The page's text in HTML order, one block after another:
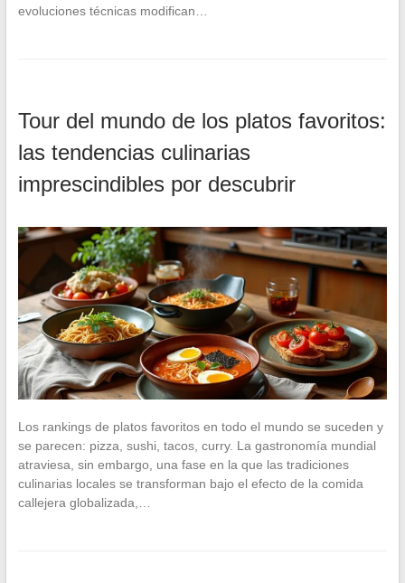
evoluciones técnicas modifican…
Tour del mundo de los platos favoritos:
las tendencias culinarias
imprescindibles por descubrir
Los rankings de platos favoritos en todo el mundo se suceden y
se parecen: pizza, sushi, tacos, curry. La gastronomía mundial
atraviesa, sin embargo, una fase en la que las tradiciones
culinarias locales se transforman bajo el efecto de la comida
callejera globalizada,…